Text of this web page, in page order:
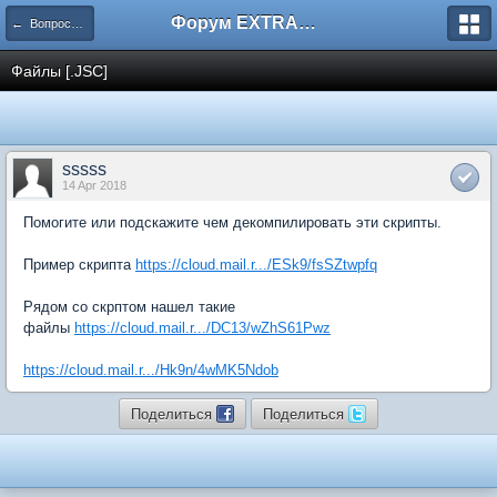
← Вопросы по ресурсам Форум EXTRACTOR.ru
Файлы [.JSC]
sssss
14 Apr 2018
Помогите или подскажите чем декомпилировать эти скрипты.
Пример скрипта https://cloud.mail.r.../ESk9/fsSZtwpfq
Рядом со скрптом нашел такие
файлы https://cloud.mail.r.../DC13/wZhS61Pwz
https://cloud.mail.r.../Hk9n/4wMK5Ndob
Поделиться Поделиться